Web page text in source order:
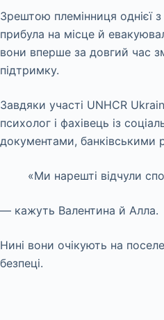
Зрештою племінниця однієї
прибула на місце й
вони вперше за довгий час
підтримку.
Завдяки участі UNHCR
психолог і фахівець із
документами, банківськими
«Ми нарешті відчули
— кажуть Валентина й Алла.
Нині вони очікують на
безпеці.